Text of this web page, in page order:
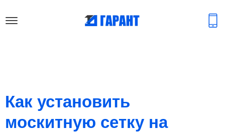
Как установить
москитную сетку на